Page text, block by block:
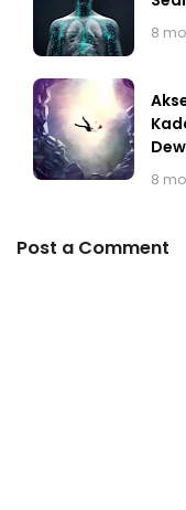
8
8
Post a Comment